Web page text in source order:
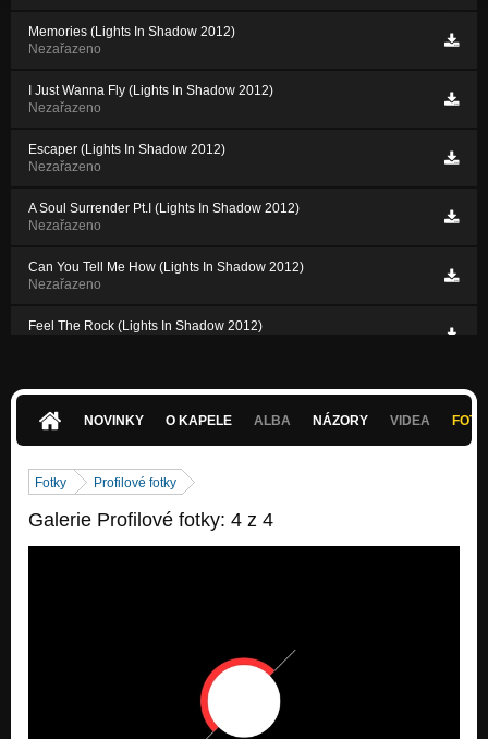
Memories (Lights In Shadow 2012)
Nezařazeno
I Just Wanna Fly (Lights In Shadow 2012)
Nezařazeno
Escaper (Lights In Shadow 2012)
Nezařazeno
A Soul Surrender Pt.I (Lights In Shadow 2012)
Nezařazeno
Can You Tell Me How (Lights In Shadow 2012)
Nezařazeno
Feel The Rock (Lights In Shadow 2012)
A Soul Surrender Pt.II (Lights In Shadow 2012)
NOVINKY O KAPELE ALBA NÁZORY VIDEA
Fotky Profilové fotky
Galerie Profilové fotky: 4 z 4